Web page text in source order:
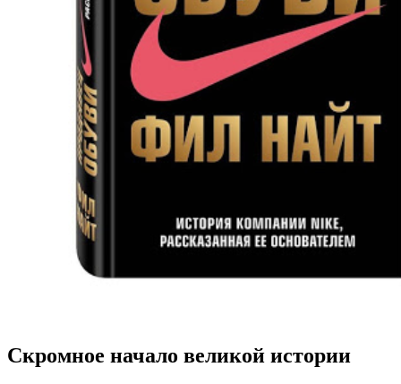
Скромное начало великой истории